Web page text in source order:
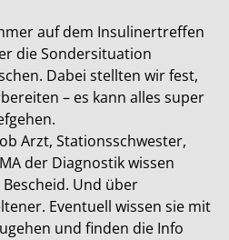
auf dem Insulinertreffen
die Sondersituation
Dabei stellten wir fest,
– es kann alles super
Arzt, Stationsschwester,
der Diagnostik wissen
Und über
Eventuell wissen sie mit
und finden die Info